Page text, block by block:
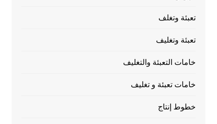
تعبئة وتغلف
تعبئة وتغليف
خامات التعبئة والتغليف
خامات تعبئة و تغليف
خطوط إنتاج